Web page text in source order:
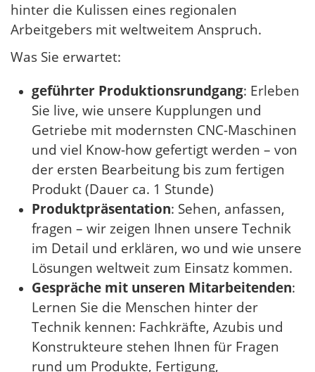
hinter die Kulissen eines regionalen
Arbeitgebers mit weltweitem Anspruch.
Was Sie erwartet:
geführter Produktionsrundgang: Erleben
Sie live, wie unsere Kupplungen und
Getriebe mit modernsten CNC-Maschinen
und viel Know-how gefertigt werden – von
der ersten Bearbeitung bis zum fertigen
Produkt (Dauer ca. 1 Stunde)
Produktpräsentation: Sehen, anfassen,
fragen – wir zeigen Ihnen unsere Technik
im Detail und erklären, wo und wie unsere
Lösungen weltweit zum Einsatz kommen.
Gespräche mit unseren Mitarbeitenden:
Lernen Sie die Menschen hinter der
Technik kennen: Fachkräfte, Azubis und
Konstrukteure stehen Ihnen für Fragen
rund um Produkte, Fertigung,